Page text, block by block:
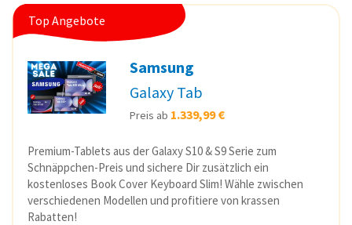
Top Angebote
Samsung
Galaxy Tab
Preis ab 1.339,99 €
Premium-Tablets aus der Galaxy S10 & S9 Serie zum
Schnäppchen-Preis und sichere Dir zusätzlich ein
kostenloses Book Cover Keyboard Slim! Wähle zwischen
verschiedenen Modellen und profitiere von krassen
Rabatten!